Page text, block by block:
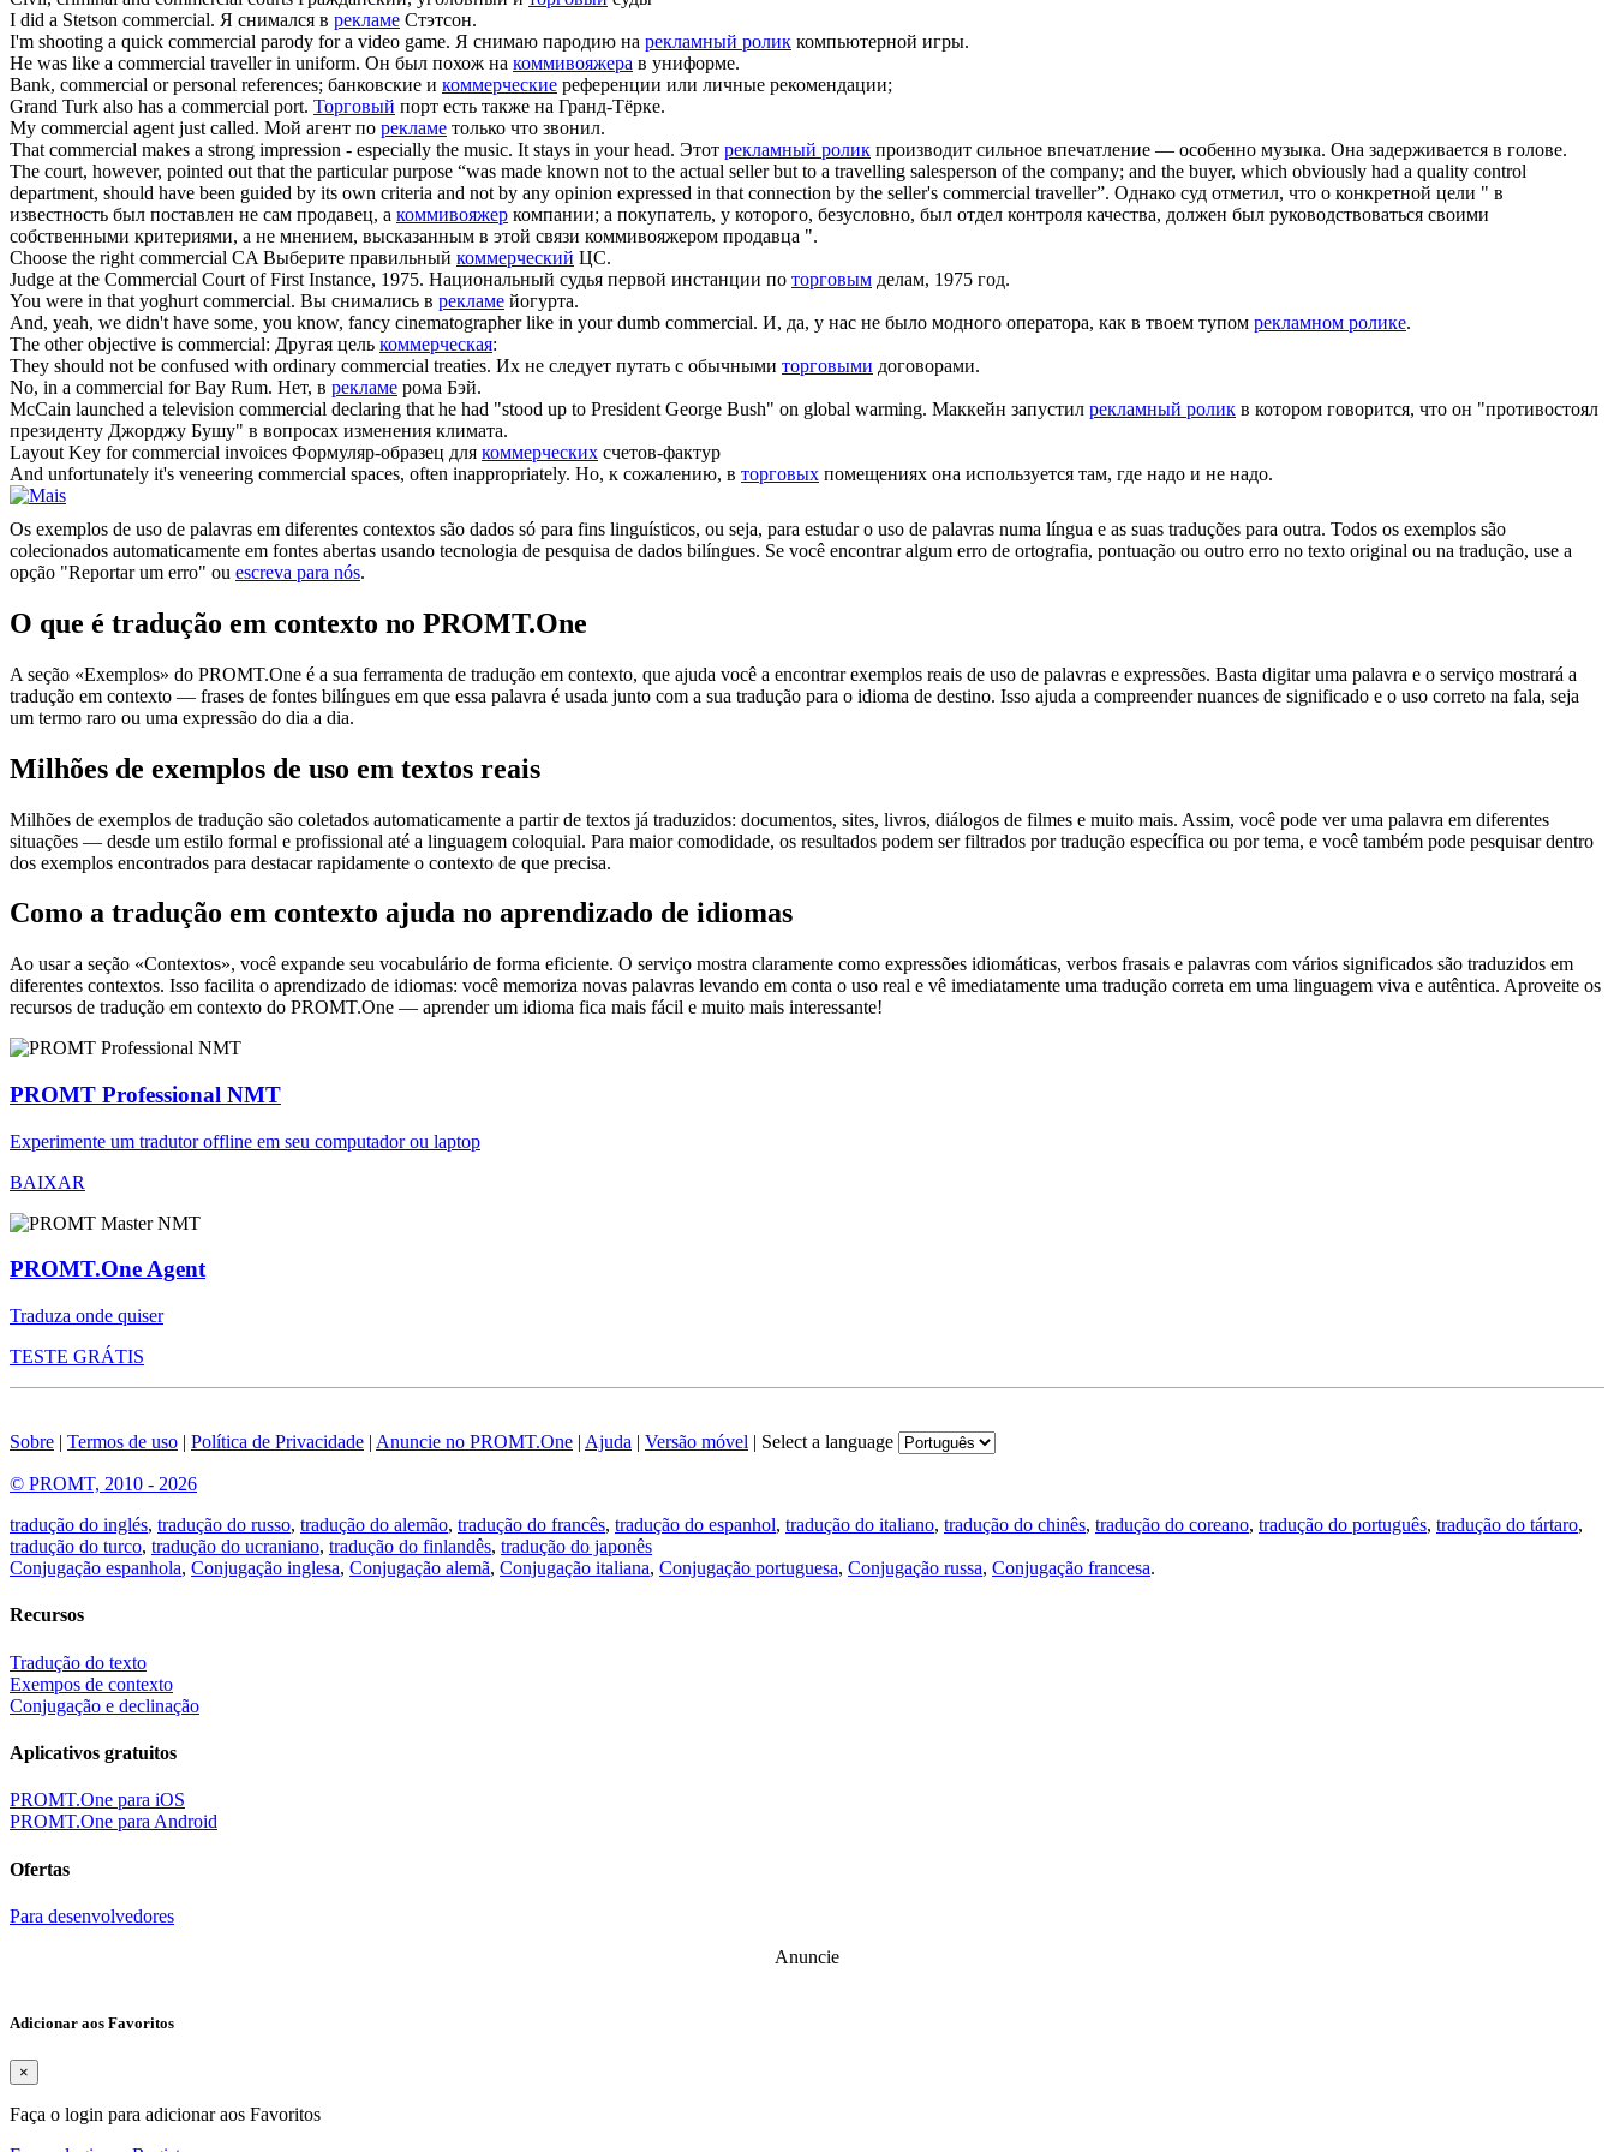
I did a Stetson commercial. Я снимался в рекламе Стэтсон.
I'm shooting a quick commercial parody for a video game. Я снимаю пародию на рекламный ролик компьютерной игры.
He was like a commercial traveller in uniform. Он был похож на коммивояжера в униформе.
Bank, commercial or personal references; банковские и коммерческие референции или личные рекомендации;
Grand Turk also has a commercial port. Торговый порт есть также на Гранд-Тёрке.
My commercial agent just called. Мой агент по рекламе только что звонил.
That commercial makes a strong impression - especially the music. It stays in your head. Этот рекламный ролик производит сильное впечатление — особенно музыка. Она задерживается в голове.
The court, however, pointed out that the particular purpose “was made known not to the actual seller but to a travelling salesperson of the company; and the buyer, which obviously had a quality control
department, should have been guided by its own criteria and not by any opinion expressed in that connection by the seller's commercial traveller”. Однако суд отметил, что о конкретной цели " в
известность был поставлен не сам продавец, а коммивояжер компании; а покупатель, у которого, безусловно, был отдел контроля качества, должен был руководствоваться своими
собственными критериями, а не мнением, высказанным в этой связи коммивояжером продавца ".
Choose the right commercial CA Выберите правильный коммерческий ЦС.
Judge at the Commercial Court of First Instance, 1975. Национальный судья первой инстанции по торговым делам, 1975 год.
You were in that yoghurt commercial. Вы снимались в рекламе йогурта.
And, yeah, we didn't have some, you know, fancy cinematographer like in your dumb commercial. И, да, у нас не было модного оператора, как в твоем тупом рекламном ролике.
The other objective is commercial: Другая цель коммерческая:
They should not be confused with ordinary commercial treaties. Их не следует путать с обычными торговыми договорами.
No, in a commercial for Bay Rum. Нет, в рекламе рома Бэй.
McCain launched a television commercial declaring that he had "stood up to President George Bush" on global warming. Маккейн запустил рекламный ролик в котором говорится, что он "противостоял
президенту Джорджу Бушу" в вопросах изменения климата.
Layout Key forcommercial invoices Формуляр-образец для коммерческих счетов-фактур
And unfortunately it's veneering commercial spaces, often inappropriately. Но, к сожалению, в торговых помещениях она используется там, где надо и не надо.
Os exemplos de uso de palavras em diferentes contextos são dados só para fins linguísticos, ou seja, para estudar o uso de palavras numa língua e as suas traduções para outra. Todos os exemplos são
colecionados automaticamente em fontes abertas usando tecnologia de pesquisa de dados bilíngues. Se você encontrar algum erro de ortografia, pontuação ou outro erro no texto original ou na tradução, use a
opção "Reportar um erro" ou escreva para nós.
O que é tradução em contexto no PROMT.One
A seção «Exemplos» do PROMT.One é a sua ferramenta de tradução em contexto, que ajuda você a encontrar exemplos reais de uso de palavras e expressões. Basta digitar uma palavra e o serviço mostrará a
tradução em contexto — frases de fontes bilíngues em que essa palavra é usada junto com a sua tradução para o idioma de destino. Isso ajuda a compreender nuances de significado e o uso correto na fala, seja
um termo raro ou uma expressão do dia a dia.
Milhões de exemplos de uso em textos reais
Milhões de exemplos de tradução são coletados automaticamente a partir de textos já traduzidos: documentos, sites, livros, diálogos de filmes e muito mais. Assim, você pode ver uma palavra em diferentes
situações — desde um estilo formal e profissional até a linguagem coloquial. Para maior comodidade, os resultados podem ser filtrados por tradução específica ou por tema, e você também pode pesquisar dentro
dos exemplos encontrados para destacar rapidamente o contexto de que precisa.
Como a tradução em contexto ajuda no aprendizado de idiomas
Ao usar a seção «Contextos», você expande seu vocabulário de forma eficiente. O serviço mostra claramente como expressões idiomáticas, verbos frasais e palavras com vários significados são traduzidos em
diferentes contextos. Isso facilita o aprendizado de idiomas: você memoriza novas palavras levando em conta o uso real e vê imediatamente uma tradução correta em uma linguagem viva e autêntica. Aproveite os
recursos de tradução em contexto do PROMT.One — aprender um idioma fica mais fácil e muito mais interessante!
PROMT Professional NMT
Experimente um tradutor offline em seu computador ou laptop
BAIXAR
PROMT.One Agent
Traduza onde quiser
TESTE GRÁTIS
Sobre | Termos de uso | Política de Privacidade | Anuncie no PROMT.One | Ajuda | Versão móvel | Select a language
© PROMT, 2010 - 2026
tradução do inglés, tradução do russo, tradução do alemão, tradução do francês, tradução do espanhol, tradução do italiano, tradução do chinês, tradução do coreano, tradução do português, tradução do tártaro,
tradução do turco, tradução do ucraniano, tradução do finlandês, tradução do japonês
Conjugação espanhola, Conjugação inglesa, Conjugação alemã, Conjugação italiana, Conjugação portuguesa, Conjugação russa, Conjugação francesa.
Recursos
Tradução do texto
Exempos de contexto
Conjugação e declinação
Aplicativos gratuitos
PROMT.One para iOS
PROMT.One para Android
Ofertas
Para desenvolvedores
Anuncie
Adicionar aos Favoritos
×
Faça o login para adicionar aos Favoritos